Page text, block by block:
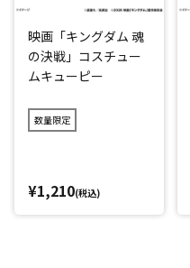
映画「キングダム 魂
の決戦」コスチュー
ムキューピー
数量限定
¥1,210(税込)